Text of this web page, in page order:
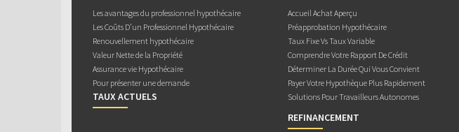
Les avantages du professionnel hypothécaire
Les Coûts D’un Professionnel Hypothécaire
Renouvellement hypothécaire
Valeur Nette de la Propriété
Assurance vie Hypothécaire
Pour présenter une demande
TAUX ACTUELS
Accueil Achat Aperçu
Préapprobation Hypothécaire
Taux Fixe Vs Taux Variable
Comprendre Votre Rapport De Crédit
Déterminer La Durée Qui Vous Convient
Payer Votre Hypothèque Plus Rapidement
Solutions Pour Travailleurs Autonomes
REFINANCEMENT